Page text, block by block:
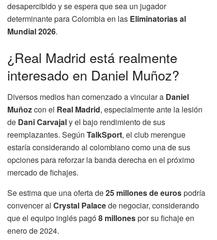
desapercibido y se espera que sea un jugador
determinante para Colombia en las Eliminatorias al
Mundial 2026.
¿Real Madrid está realmente
interesado en Daniel Muñoz?
Diversos medios han comenzado a vincular a Daniel
Muñozcon el Real Madrid, especialmente ante la lesión
de Dani Carvajaly el bajo rendimiento de sus
reemplazantes. Según TalkSport, el club merengue
estaría considerando al colombiano como una de sus
opciones para reforzar la banda derecha en el próximo
mercado de fichajes.
Se estima que una oferta de25 millones de eurospodría
convencer al Crystal Palacede negociar, considerando
que el equipo inglés pagó8 millonespor su fichaje en
enero de 2024.